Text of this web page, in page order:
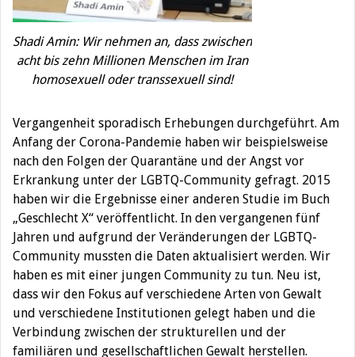
Shadi Amin: Wir nehmen an, dass zwischen
acht bis zehn Millionen Menschen im Iran
homosexuell oder transsexuell sind!
Vergangenheit sporadisch Erhebungen durchgeführt. Am
Anfang der Corona-Pandemie haben wir beispielsweise
nach den Folgen der Quarantäne und der Angst vor
Erkrankung unter der LGBTQ-Community gefragt. 2015
haben wir die Ergebnisse einer anderen Studie im Buch
„Geschlecht X“ veröffentlicht. In den vergangenen fünf
Jahren und aufgrund der Veränderungen der LGBTQ-
Community mussten die Daten aktualisiert werden. Wir
haben es mit einer jungen Community zu tun. Neu ist,
dass wir den Fokus auf verschiedene Arten von Gewalt
und verschiedene Institutionen gelegt haben und die
Verbindung zwischen der strukturellen und der
familiären und gesellschaftlichen Gewalt herstellen.